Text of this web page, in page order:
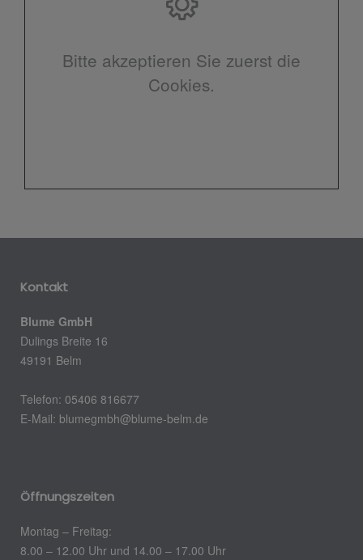
Bitte akzeptieren Sie zuerst die
Cookies.
Kontakt
Blume GmbH
Dulings Breite 16
49191 Belm
Telefon: 05406 816677
E-Mail: blumegmbh@blume-belm.de
Öffnungszeiten
Montag – Freitag:
8.00 – 12.00 Uhr und 14.00 – 17.00 Uhr